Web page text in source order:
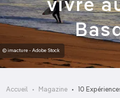
vivre
© imacture - Adobe Stock
Accueil Magazine 10